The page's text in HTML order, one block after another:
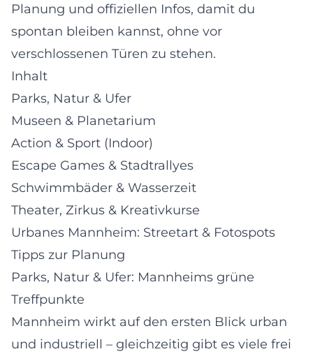
Planung und offiziellen Infos, damit du
spontan bleiben kannst, ohne vor
verschlossenen Türen zu stehen.
Inhalt
Parks, Natur & Ufer
Museen & Planetarium
Action & Sport (Indoor)
Escape Games & Stadtrallyes
Schwimmbäder & Wasserzeit
Theater, Zirkus & Kreativkurse
Urbanes Mannheim: Streetart & Fotospots
Tipps zur Planung
Parks, Natur & Ufer: Mannheims grüne
Treffpunkte
Mannheim wirkt auf den ersten Blick urban
und industriell – gleichzeitig gibt es viele frei